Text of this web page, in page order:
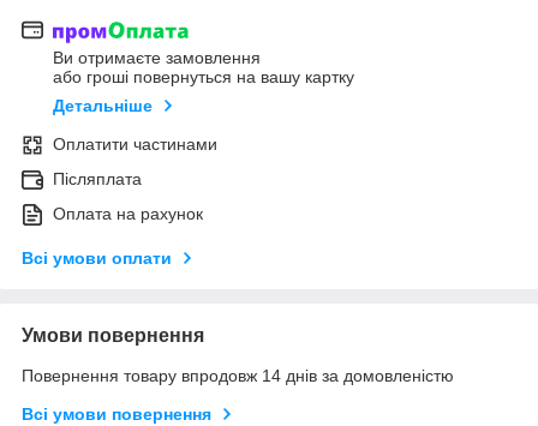
Ви отримаєте замовлення
або гроші повернуться на вашу картку
Детальніше
Оплатити частинами
Післяплата
Оплата на рахунок
Всі умови оплати
Умови повернення
Повернення товару впродовж 14 днів за домовленістю
Всі умови повернення